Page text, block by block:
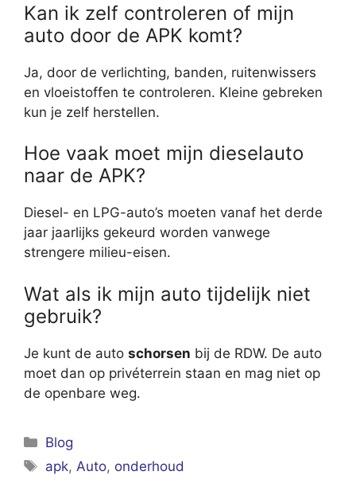
Kan ik zelf controleren of mijn
auto door de APK komt?
Ja, door de verlichting, banden, ruitenwissers
en vloeistoffen te controleren. Kleine gebreken
kun je zelf herstellen.
Hoe vaak moet mijn dieselauto
naar de APK?
Diesel- en LPG-auto’s moeten vanaf het derde
jaar jaarlijks gekeurd worden vanwege
strengere milieu-eisen.
Wat als ik mijn auto tijdelijk niet
gebruik?
Je kunt de auto schorsen bij de RDW. De auto
moet dan op privéterrein staan en mag niet op
de openbare weg.
Categorieën
Blog
Tags
apk, Auto, onderhoud